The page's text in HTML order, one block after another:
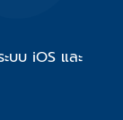
บบ iOS และ